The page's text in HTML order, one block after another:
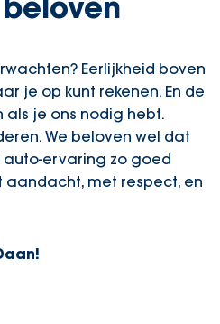
Eerlijkheid boven
je op kunt rekenen. En de
als je ons nodig hebt.
We beloven wel dat
ervaring zo goed
aandacht, met respect, en